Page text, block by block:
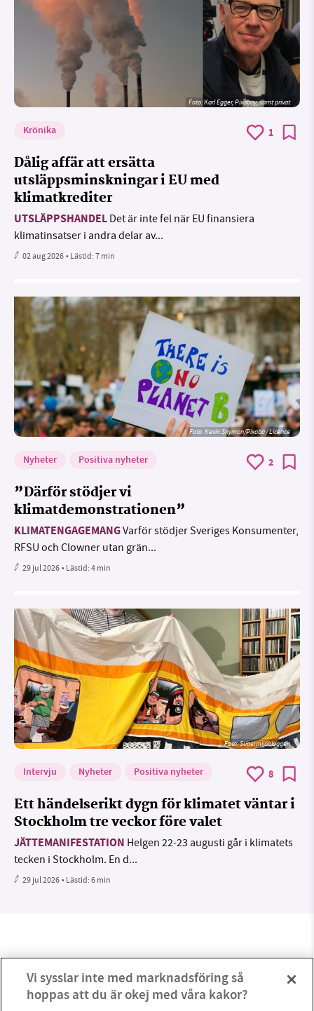
Foto:Karl Egger, Pixabay, samt privat
Krönika 1
Dålig affär att ersätta
utsläppsminskningar i EU med
klimatkrediter
UTSLÄPPSHANDEL Det är inte fel när EU finansiera
klimatinsatser i andra delar av...
02 aug 2026• Lästid:7 min
Foto:Kevin Snyman/Pixabay Licence
Nyheter Positiva nyheter 2
”Därför stödjer vi
klimatdemonstrationen”
KLIMATENGAGEMANGVarför stödjer Sveriges Konsumenter,
RFSU och Clowner utan grän...
29 jul 2026• Lästid:4 min
Foto: Supermijöbloggen
Intervju Nyheter Positiva nyheter 8
Ett händelserikt dygn för klimatet väntar i
Stockholm tre veckor före valet
JÄTTEMANIFESTATION Helgen 22-23 augusti går i klimatets
tecken i Stockholm. En d...
29 jul 2026• Lästid:6 min
Vi sysslar inte med marknadsföring så
hoppas att du är okej med våra kakor?